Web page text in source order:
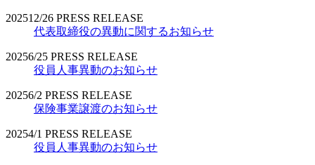
202512/26 PRESS RELEASE
代表取締役の異動に関するお知らせ
20256/25 PRESS RELEASE
役員人事異動のお知らせ
20256/2 PRESS RELEASE
保険事業譲渡のお知らせ
20254/1 PRESS RELEASE
役員人事異動のお知らせ